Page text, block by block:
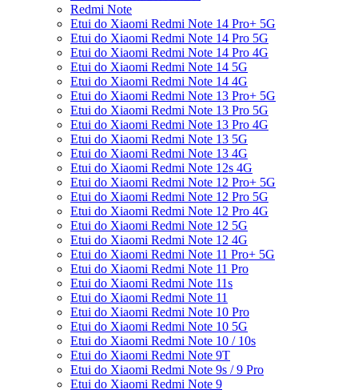
Redmi Note
Etui do Xiaomi Redmi Note 14 Pro+ 5G
Etui do Xiaomi Redmi Note 14 Pro 5G
Etui do Xiaomi Redmi Note 14 Pro 4G
Etui do Xiaomi Redmi Note 14 5G
Etui do Xiaomi Redmi Note 14 4G
Etui do Xiaomi Redmi Note 13 Pro+ 5G
Etui do Xiaomi Redmi Note 13 Pro 5G
Etui do Xiaomi Redmi Note 13 Pro 4G
Etui do Xiaomi Redmi Note 13 5G
Etui do Xiaomi Redmi Note 13 4G
Etui do Xiaomi Redmi Note 12s 4G
Etui do Xiaomi Redmi Note 12 Pro+ 5G
Etui do Xiaomi Redmi Note 12 Pro 5G
Etui do Xiaomi Redmi Note 12 Pro 4G
Etui do Xiaomi Redmi Note 12 5G
Etui do Xiaomi Redmi Note 12 4G
Etui do Xiaomi Redmi Note 11 Pro+ 5G
Etui do Xiaomi Redmi Note 11 Pro
Etui do Xiaomi Redmi Note 11s
Etui do Xiaomi Redmi Note 11
Etui do Xiaomi Redmi Note 10 Pro
Etui do Xiaomi Redmi Note 10 5G
Etui do Xiaomi Redmi Note 10 / 10s
Etui do Xiaomi Redmi Note 9T
Etui do Xiaomi Redmi Note 9s / 9 Pro
Etui do Xiaomi Redmi Note 9